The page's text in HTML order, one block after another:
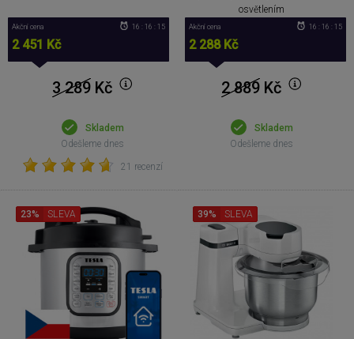
Akční cena
2 451 Kč
16 : 16 : 14
3 289 Kč
Skladem
Odešleme dnes
21 recenzí
osvětlením
Akční cena
2 288 Kč
16 : 16 : 14
2 889 Kč
Skladem
Odešleme dnes
23% SLEVA 39% SLEVA